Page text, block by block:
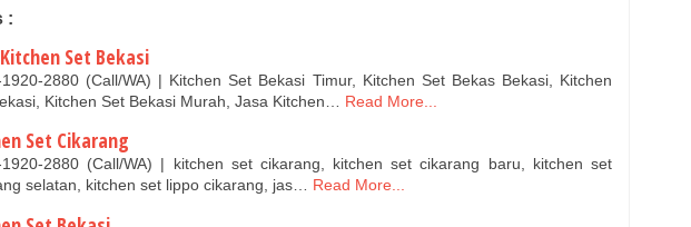
:
Set Bekasi
2880 (Call/WA) | Kitchen Set Bekasi Timur, Kitchen Set Bekas Bekasi, Kitchen
Kitchen Set Bekasi Murah, Jasa Kitchen…
Read More...
Set Cikarang
1920-2880 (Call/WA) | kitchen set cikarang, kitchen set cikarang baru, kitchen set
selatan, kitchen set lippo cikarang, jas… Read More...